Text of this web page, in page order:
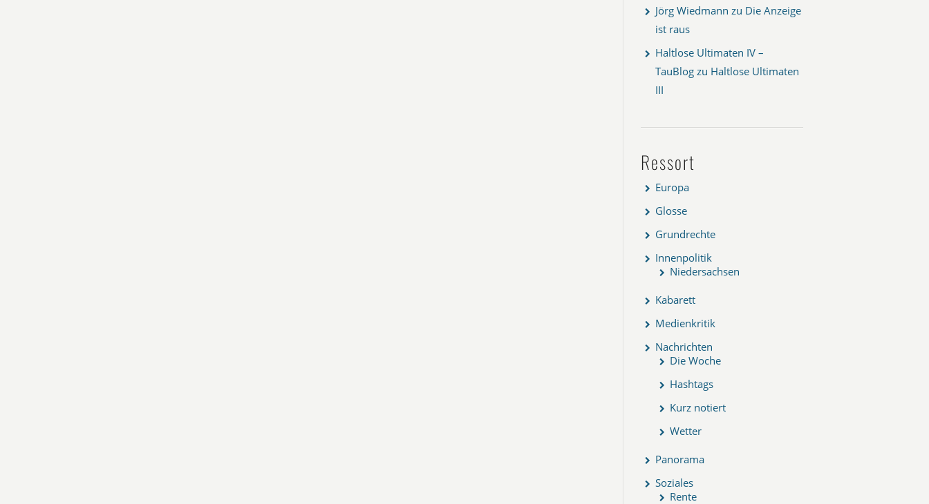
Jörg Wiedmann zu Die Anzeige
ist raus
Haltlose Ultimaten IV –
TauBlog zu Haltlose Ultimaten
III
Ressort
Europa
Glosse
Grundrechte
Innenpolitik
Niedersachsen
Kabarett
Medienkritik
Nachrichten
Die Woche
Hashtags
Kurz notiert
Wetter
Panorama
Soziales
Rente